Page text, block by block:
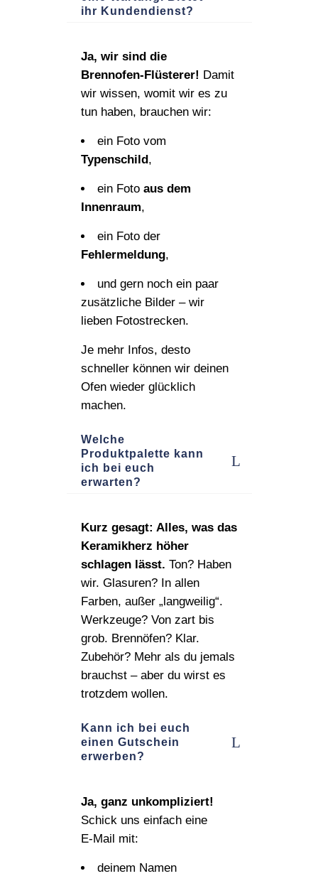
ihr Kundendienst?
Ja, wir sind die
Brennofen‑Flüsterer! Damit
wir wissen, womit wir es zu
tun haben, brauchen wir:
ein Foto vom
Typenschild ,
ein Foto aus dem
Innenraum,
ein Foto der
Fehlermeldung,
und gern noch ein paar
zusätzliche Bilder – wir
lieben Fotostrecken.
Je mehr Infos, desto
schneller können wir deinen
Ofen wieder glücklich
machen.
Welche
Produktpalette kann
ich bei euch
erwarten?
Kurz gesagt: Alles, was das
Keramikherz höher
schlagen lässt. Ton? Haben
wir. Glasuren? In allen
Farben, außer „langweilig“.
Werkzeuge? Von zart bis
grob. Brennöfen? Klar.
Zubehör? Mehr als du jemals
brauchst – aber du wirst es
trotzdem wollen.
Kann ich bei euch
einen Gutschein
erwerben?
Ja, ganz unkompliziert!
Schick uns einfach eine
E‑Mail mit:
deinem Namen